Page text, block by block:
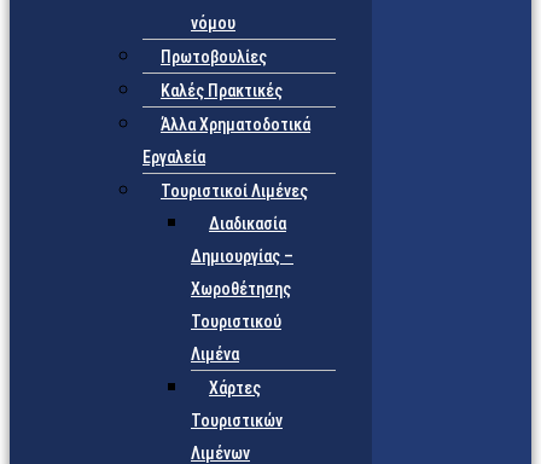
νόμου
Πρωτοβουλίες
Καλές Πρακτικές
Άλλα Χρηματοδοτικά
Εργαλεία
Τουριστικοί Λιμένες
Διαδικασία
Δημιουργίας –
Χωροθέτησης
Τουριστικού
Λιμένα
Χάρτες
Τουριστικών
Λιμένων